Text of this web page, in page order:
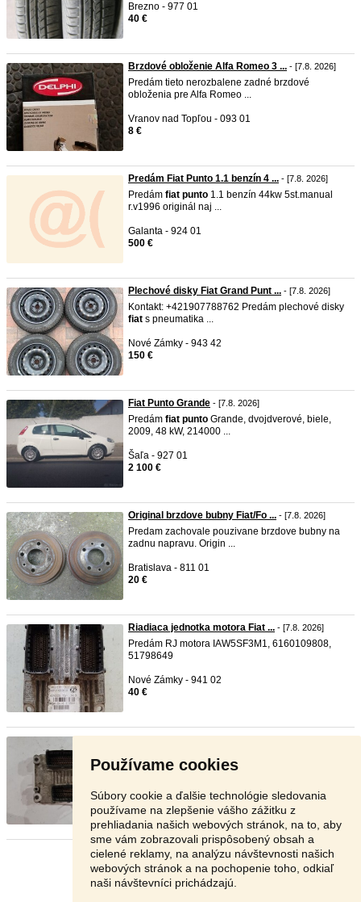
Používame cookies
Súbory cookie a ďalšie technológie sledovania
používame na zlepšenie vášho zážitku z
prehliadania našich webových stránok, na to, aby
sme vám zobrazovali prispôsobený obsah a
cielené reklamy, na analýzu návštevnosti našich
webových stránok a na pochopenie toho, odkiaľ
naši návštevníci prichádzajú.
Brezno - 977 01
40 €
Brzdové obloženie Alfa Romeo 3 ... - [7.8. 2026]
Predám tieto nerozbalene zadné brzdové
obloženia pre Alfa Romeo ...
Vranov nad Topľou - 093 01
8 €
Predám Fiat Punto 1.1 benzín 4 ... - [7.8. 2026]
Predám fiat punto 1.1 benzín 44kw 5st.manual
r.v1996 originál naj ...
Galanta - 924 01
500 €
Plechové disky Fiat Grand Punt ... - [7.8. 2026]
Kontakt: +421907788762 Predám plechové disky
fiat s pneumatika ...
Nové Zámky - 943 42
150 €
Fiat Punto Grande - [7.8. 2026]
Predám fiat punto Grande, dvojdverové, biele,
2009, 48 kW, 214000 ...
Šaľa - 927 01
2 100 €
Original brzdove bubny Fiat/Fo ... - [7.8. 2026]
Predam zachovale pouzivane brzdove bubny na
zadnu napravu. Origin ...
Bratislava - 811 01
20 €
Riadiaca jednotka motora Fiat ... - [7.8. 2026]
Predám RJ motora IAW5SF3M1, 6160109808,
51798649
Nové Zámky - 941 02
40 €
Predám RJ motora 486174, 1039S02301,
0261208029
Nové Zámky - 941 07
Stránka: 1 2 3 Ďalšia